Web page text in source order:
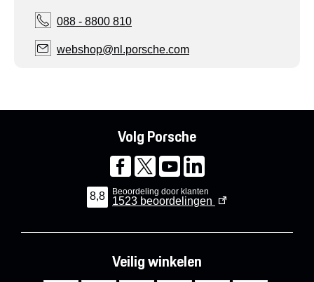
088 - 8800 810
webshop@nl.porsche.com
Volg Porsche
8,8 Beoordeling door klanten
1523 beoordelingen
Veilig winkelen